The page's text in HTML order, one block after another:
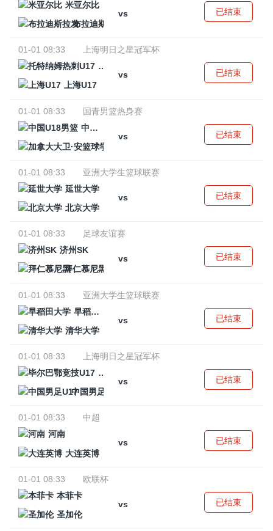
米亚尔比
vs
布拉迪斯拉发
已结束
01-01 08:33
上海明日之星冠军杯
托特纳姆热刺U17
vs
上海U17
已结束
01-01 08:33
国青男篮热身赛
中国U18男篮
vs
已结束
01-01 08:33
亚洲大学生篮球联赛
延世大学
vs
北京大学
已结束
01-01 08:33
足球友谊赛
济州SK
vs
拜仁慕尼黑
已结束
01-01 08:33
亚洲大学生篮球联赛
早稻田大学
vs
清华大学
已结束
01-01 08:33
上海明日之星冠军杯
毕尔巴鄂竞技U17
vs
中国男足U17
已结束
01-01 08:33
中超
河南
vs
大连英博
已结束
01-01 08:33
欧联杯
本菲卡
vs
圣加伦
已结束